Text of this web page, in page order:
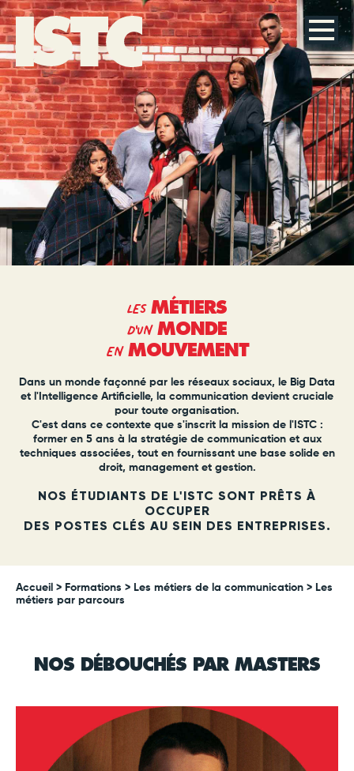
LESMÉTIERS
D'UNMONDE
ENMOUVEMENT
Dans un monde façonné par les réseaux sociaux, le Big Data
et l'Intelligence Artificielle, la communication devient cruciale
pour toute organisation.
C'est dans ce contexte que s'inscrit la mission de l'ISTC :
former en 5 ans à la stratégie de communication et aux
techniques associées, tout en fournissant une base solide en
droit, management et gestion.
NOS ÉTUDIANTS DE L'ISTC SONT PRÊTS À
OCCUPER
DES POSTES CLÉS AU SEIN DES ENTREPRISES.
Accueil > Formations > Les métiers de la communication > Les
métiers par parcours
NOS DÉBOUCHÉS PAR MASTERS